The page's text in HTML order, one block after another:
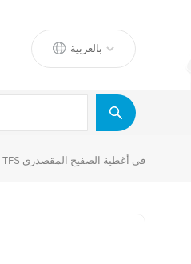
بالعربية
فهم الفرق بين ETP و TFS في أغطية الصفيح المقصدري